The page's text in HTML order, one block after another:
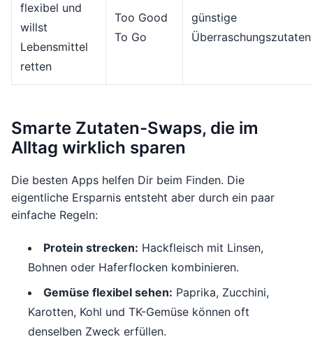
flexibel und
willst
Lebensmittel
retten
Too Good
To Go
günstige
Überraschungszutaten
Smarte Zutaten-Swaps, die im
Alltag wirklich sparen
Die besten Apps helfen Dir beim Finden. Die
eigentliche Ersparnis entsteht aber durch ein paar
einfache Regeln:
Protein strecken: Hackfleisch mit Linsen,
Bohnen oder Haferflocken kombinieren.
Gemüse flexibel sehen: Paprika, Zucchini,
Karotten, Kohl und TK-Gemüse können oft
denselben Zweck erfüllen.